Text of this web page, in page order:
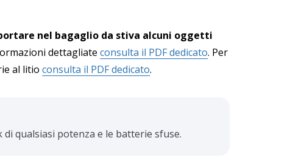
nel bagaglio da stiva alcuni oggetti
dettagliateconsulta il PDF dedicato. Per
al litioconsulta il PDF dedicato.
qualsiasi potenza e le batterie sfuse.